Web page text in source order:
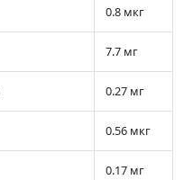
0.8 мкг
7.7 мг
0.27 мг
0.56 мкг
0.17 мг